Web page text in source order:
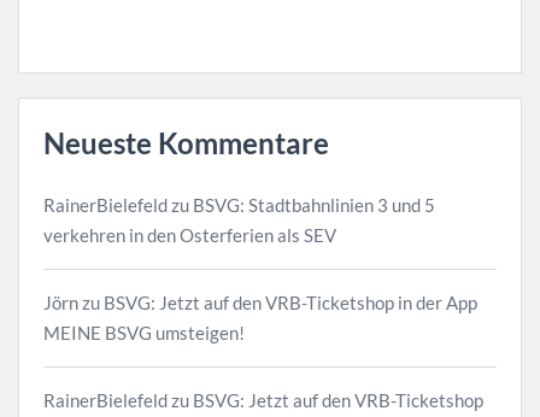
Neueste Kommentare
RainerBielefeldzu BSVG: Stadtbahnlinien 3 und 5
verkehren in den Osterferien als SEV
Jörnzu BSVG: Jetzt auf den VRB-Ticketshop in der App
MEINE BSVG umsteigen!
RainerBielefeldzu BSVG: Jetzt auf den VRB-Ticketshop